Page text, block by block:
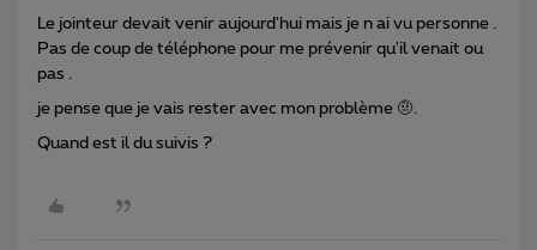
Le jointeur devait venir aujourd'hui mais je n ai vu personne .
Pas de coup de téléphone pour me prévenir qu'il venait ou
pas .
je pense que je vais rester avec mon problème 🤨.
Quand est il du suivis ?